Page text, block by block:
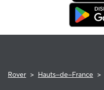
Rover > Hauts-de-France >